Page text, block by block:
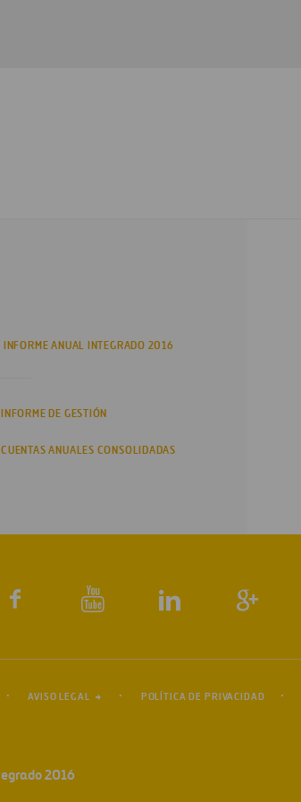
INFORME ANUAL INTEGRADO 2016
INFORME DE GESTIÓN
CUENTAS ANUALES CONSOLIDADAS
AVISO LEGAL POLÍTICA DE PRIVACIDAD